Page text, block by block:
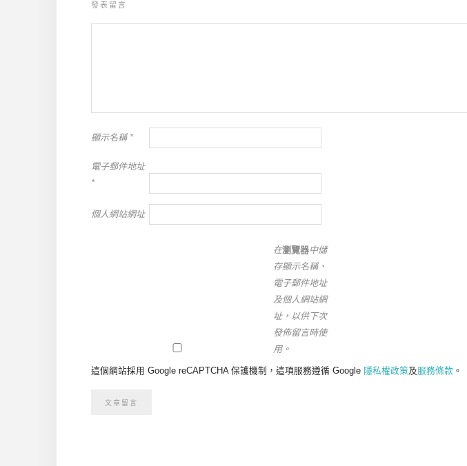
發表留言
顯示名稱 *
電子郵件地址
*
個人網站網址
在瀏覽器中儲
存顯示名稱、
電子郵件地址
及個人網站網
址，以供下次
發佈留言時使
用。
這個網站採用 Google reCAPTCHA 保護機制，這項服務遵循 Google 隱私權政策及服務條款 。